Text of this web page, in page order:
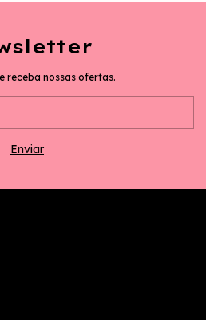
receba nossas ofertas.